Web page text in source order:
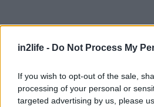
in2life - Do Not Process My
If you wish to opt-out of the sale,
processing of your personal or
targeted advertising by us, please